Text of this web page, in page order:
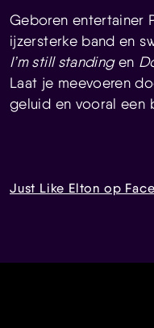
Geboren entertainer
ijzersterke band en
I’m still standingen
Laat je meevoeren
geluid en vooral een
Just Like Elton op